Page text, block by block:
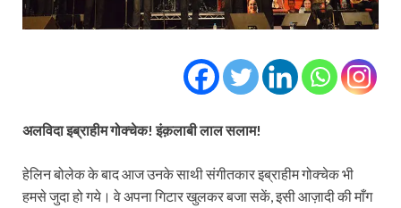
अलविदा इब्राहीम गोक्चेक! इंक़लाबी लाल सलाम!
हेलिन बोलेक के बाद आज उनके साथी संगीतकार इब्राहीम गोक्चेक भी
हमसे जुदा हो गये। वे अपना गिटार खुलकर बजा सकें, इसी आज़ादी की माँग